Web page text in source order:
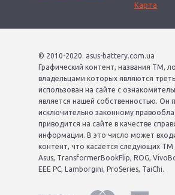
Карта
© 2010-2020. asus-battery.com.ua
Графический контент, названия ТМ,
владельцами которых являются
использован на сайте с
является нашей собственностью. Он
исключительно законному
приводится на сайте в качестве
информации. В это число может
контент, что касается следующих ТМ
Asus, TransformerBookFlip, ROG,
EEE PC, Lamborgini, ProSeries, TaiChi.